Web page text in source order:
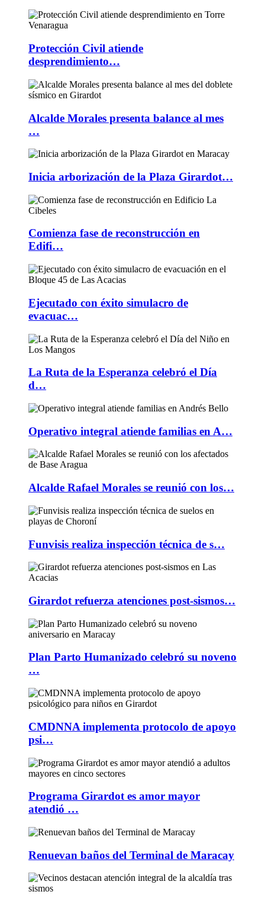
Protección Civil atiende
desprendimiento…
Alcalde Morales presenta balance al mes
…
Inicia arborización de la Plaza Girardot…
Comienza fase de reconstrucción en
Edifi…
Ejecutado con éxito simulacro de
evacuac…
La Ruta de la Esperanza celebró el Día
d…
Operativo integral atiende familias en A…
Alcalde Rafael Morales se reunió con los…
Funvisis realiza inspección técnica de s…
Girardot refuerza atenciones post-sismos…
Plan Parto Humanizado celebró su noveno
…
CMDNNA implementa protocolo de apoyo
psi…
Programa Girardot es amor mayor
atendió …
Renuevan baños del Terminal de Maracay